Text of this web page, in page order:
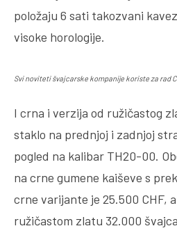
položaju 6 sati takozvani
visoke horologije.
Svi noviteti švajcarske kompanije koriste za rad
I crna i verzija od ružičastog
staklo na prednjoj i zadnjoj
pogled na kalibar TH20-00.
na crne gumene kaiševe s
crne varijante je 25.500 CHF,
ružičastom zlatu 32.000